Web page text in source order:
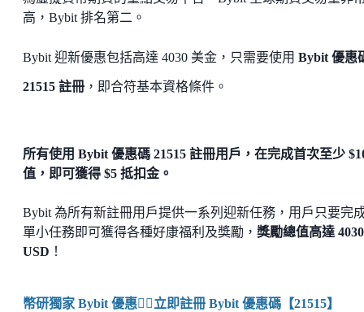
高，Bybit 排名第二。
Bybit 迎新優惠包括高達 4030 美金，只需要使用 Bybit 優惠
21515 註冊 ，即合符基本資格條件。
所有使用 Bybit 優惠碼 21515 註冊用戶，在完成首次至少
值，即可獲得 $5 抵扣金。
Bybit 為所有新註冊用戶提供一系列迎新任務，用戶只要完
單小任務即可獲得各種好康福利及獎勵， 獎勵總值高達 4030
USD ！
幣研獨家 Bybit 優惠👉🏼立即註冊 Bybit 優惠碼【21515】